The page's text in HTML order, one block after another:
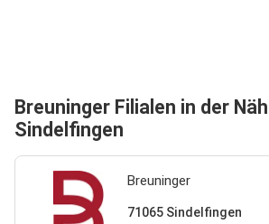
Breuninger Filialen in der
Sindelfingen
Breuninger
71065 Sindelfingen